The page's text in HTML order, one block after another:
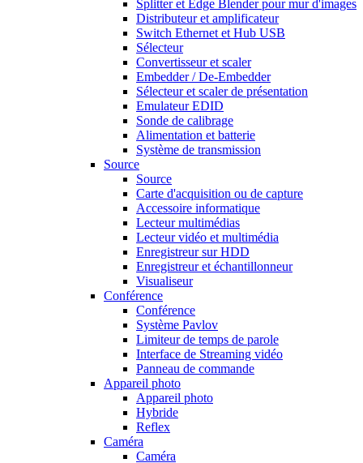
Splitter et Edge Blender pour mur d'images
Distributeur et amplificateur
Switch Ethernet et Hub USB
Sélecteur
Convertisseur et scaler
Embedder / De-Embedder
Sélecteur et scaler de présentation
Emulateur EDID
Sonde de calibrage
Alimentation et batterie
Système de transmission
Source
Source
Carte d'acquisition ou de capture
Accessoire informatique
Lecteur multimédias
Lecteur vidéo et multimédia
Enregistreur sur HDD
Enregistreur et échantillonneur
Visualiseur
Conférence
Conférence
Système Pavlov
Limiteur de temps de parole
Interface de Streaming vidéo
Panneau de commande
Appareil photo
Appareil photo
Hybride
Reflex
Caméra
Caméra